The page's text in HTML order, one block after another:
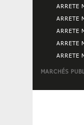
ARRETE
ARRETE
ARRETE
ARRETE
ARRETE
MARCHÉS